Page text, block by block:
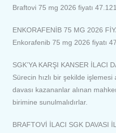
Braftovi 75 mg 2026 fiyatı
ENKORAFENİB 75 MG 2026
Enkorafenib 75 mg 2026 fiyatı
SGK’YA KARŞI KANSER İLACI
Sürecin hızlı bir şekilde işlemesi
davası kazananlar alınan
birimine sunulmalıdırlar.
BRAFTOVİ İLACI SGK DAVASI